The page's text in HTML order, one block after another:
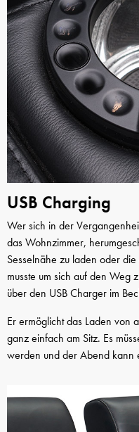
USB Charging
Wer sich in der
das Wohnzimmer,
Sesselnähe zu laden oder
musste um sich auf den Weg
über den USB Charger im
Er ermöglicht das Laden von
ganz einfach am Sitz. Es
werden und der Abend kann